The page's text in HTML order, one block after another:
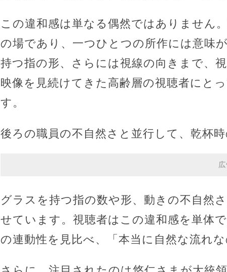
この違和感は単なる偶然ではありません
の場であり、一つひとつの所作には意味
持つ指の形、さらには視線の向きまで、
映像を見続けてきた高齢層の視聴者にと
す。
後ろの職員の不自然さと並行して、乾杯
グラスを持つ指の数や形、動きの不自然
せています。視聴者はこの違和感を単体
の連動性を見比べ、「本当に自然な流れ